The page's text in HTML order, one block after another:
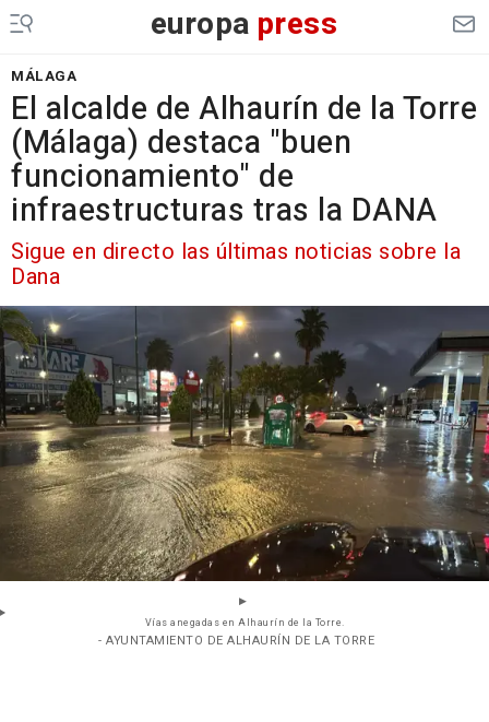
europa press
MÁLAGA
El alcalde de Alhaurín de la Torre
(Málaga) destaca "buen
funcionamiento" de
infraestructuras tras la DANA
Sigue en directo las últimas noticias sobre la
Dana
Vías anegadas en Alhaurín de la Torre.
- AYUNTAMIENTO DE ALHAURÍN DE LA TORRE